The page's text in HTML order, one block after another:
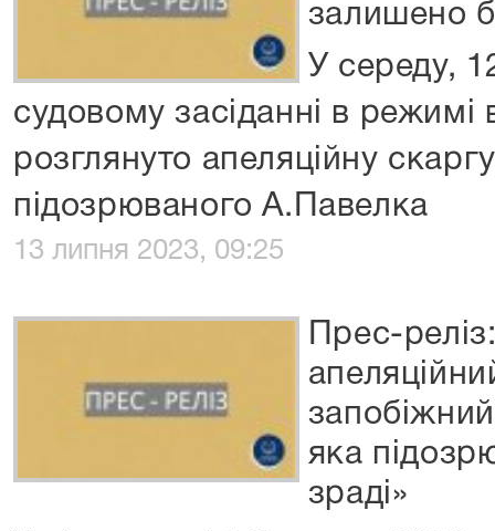
залишено
У середу,
судовому засіданні в режимі
розглянуто апеляційну
підозрюваного А.Павелка
13 липня 2023, 09:25
Прес-
запобіжний
яка
зраді»